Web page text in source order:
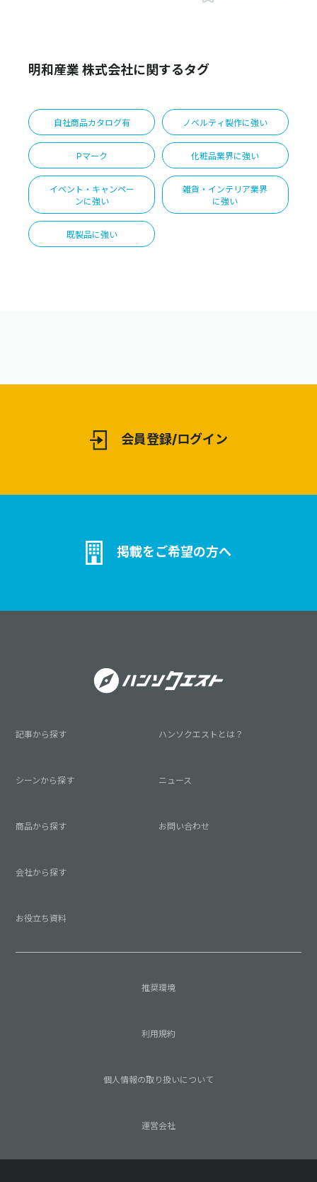
明和産業 株式会社に関するタグ
自社商品カタログ有 ノベルティ製作に強い
Pマーク 化粧品業界に強い
イベント・キャンペー
ンに強い
雑貨・インテリア業界
に強い
既製品に強い
会員登録/ログイン
掲載をご希望の方へ
記事から探す
シーンから探す
商品から探す
会社から探す
お役立ち資料
ハンソクエストとは？
ニュース
お問い合わせ
推奨環境
利用規約
個人情報の取り扱いについて
運営会社